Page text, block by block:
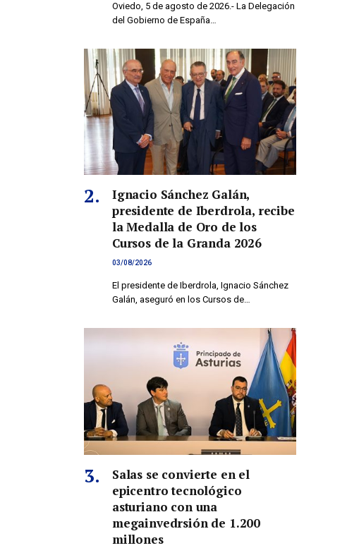
Oviedo, 5 de agosto de 2026.- La Delegación
del Gobierno de España…
Ignacio Sánchez Galán,
presidente de Iberdrola, recibe
la Medalla de Oro de los
Cursos de la Granda 2026
03/08/2026
El presidente de Iberdrola, Ignacio Sánchez
Galán, aseguró en los Cursos de…
Salas se convierte en el
epicentro tecnológico
asturiano con una
megainvedrsión de 1.200
millones